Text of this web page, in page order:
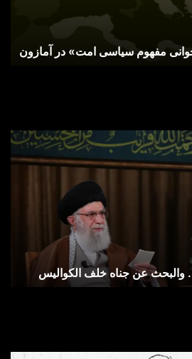
مفهوم سیاسی امت» در آمازون
والبحث عن جناه خلف الکوالیس